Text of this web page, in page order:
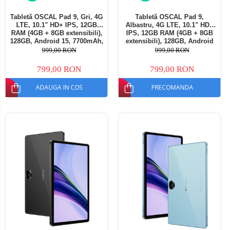
Tabletă OSCAL Pad 9, Gri, 4G
LTE, 10.1" HD+ IPS, 12GB
RAM (4GB + 8GB extensibili),
128GB, Android 15, 7700mAh,
Dual SIM
999,00 RON
799,00 RON
ADAUGA IN COS
Tabletă OSCAL Pad 9,
Albastru, 4G LTE, 10.1" HD+
IPS, 12GB RAM (4GB + 8GB
extensibili), 128GB, Android
15, 7700mAh, Dual SIM
999,00 RON
799,00 RON
PRECOMANDA